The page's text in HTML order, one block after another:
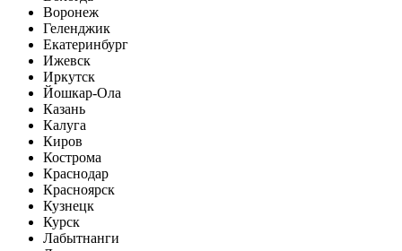
Воронеж
Геленджик
Екатеринбург
Ижевск
Иркутск
Йошкар-Ола
Казань
Калуга
Киров
Кострома
Краснодар
Красноярск
Кузнецк
Курск
Лабытнанги